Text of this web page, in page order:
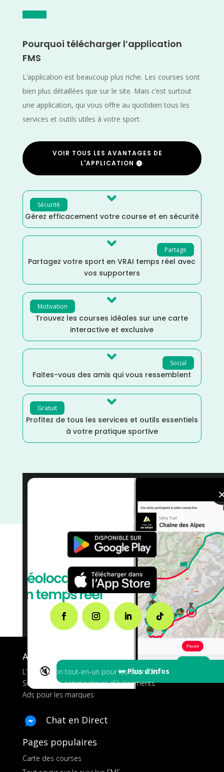
Pourquoi télécharger l’application
FMS
L’application est beaucoup plus riche. Les courses sont
bien plus détaillées que sur le site. Mais c’est surtout
une application, qui vous offre au quotidien tous les
services et outils utiles à votre sport.
VOIR TOUS LES AVANTAGES DE
L'APPLICATION
Sécurité 
Gérez efficacement votre course et en sécurité
Partage

Partagez votre sport en VRAI temps réel avec
vos supporters
Motivation 
Trouvez les courses idéales sur une carte
interactive et exclusive
Social

Faites-vous des amis qui vous ressemblent
Gratuit 
Profitez de tous les services et outils essentiels
à votre pratique sportive
🔇 👀 Plus d'Infos
Novembre
courses/Course à
A propos de FMS
L’application tout-en-un pour les coureurs
Services aux organisateurs d’événements
Ads pour les marques
Chat en Direct
Pages populaires
Carte des courses